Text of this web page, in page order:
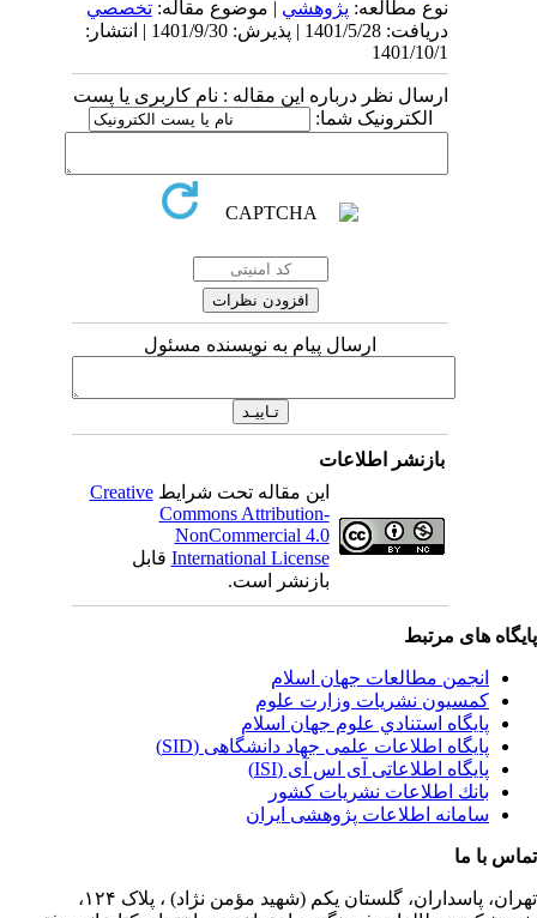
نوع مطالعه:پژوهشي| موضوع مقاله:تخصصي
دریافت: 1401/5/28 | پذیرش: 1401/9/30 | انتشار:
1401/10/1
ارسال نظر درباره این مقاله : نام کاربری یا پست
الکترونیک شما:
ارسال پیام به نویسنده مسئول
بازنشر اطلاعات
این مقاله تحت شرایطCreative
Commons Attribution-
NonCommercial 4.0
International Licenseقابل
بازنشر است.
های مرتبط
انجمن مطالعات جهان اسلام
کمسیون نشریات وزارت علوم
پايگاه استنادي علوم جهان اسلام
پایگاه اطلاعات علمی جهاد دانشگاهی (SID)
پایگاه اطلاعاتی آی اس آی (ISI)
بانك اطلاعات نشريات كشور
سامانه اطلاعات پژوهشی ایران
با ما
پاسداران، گلستان یکم (شهید مؤمن نژاد) ، پلاک ۱۲۴،